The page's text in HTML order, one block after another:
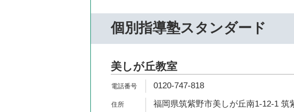
個別指導塾スタンダード
美しが丘教室
0120-747-818
福岡県筑紫野市美しが丘南1-12-1 筑